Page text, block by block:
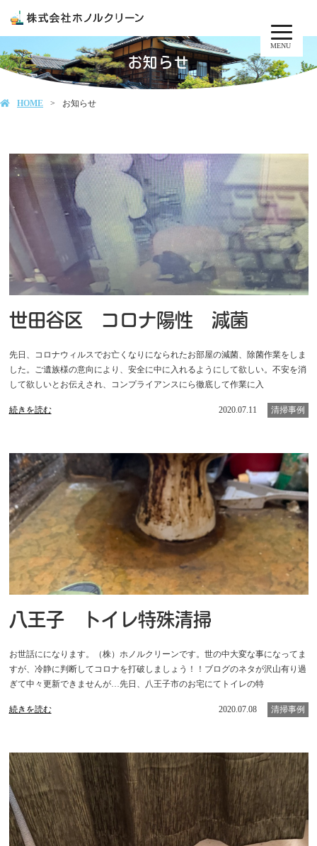
MENU
お知らせ
HOME お知らせ
世田谷区 コロナ陽性 減菌
先日、コロナウィルスでお亡くなりになられたお部屋の減菌、除菌作業をしま
した。ご遺族様の意向により、安全に中に入れるようにして欲しい。不安を消
して欲しいとお伝えされ、コンプライアンスにら徹底して作業に入
続きを読む 2020.07.11 清掃事例
八王子 トイレ特殊清掃
お世話にになります。（株）ホノルクリーンです。世の中大変な事になってま
すが、冷静に判断してコロナを打破しましょう！！ブログのネタが沢山有り過
ぎて中々更新できませんが…先日、八王子市のお宅にてトイレの特
続きを読む 2020.07.08 清掃事例